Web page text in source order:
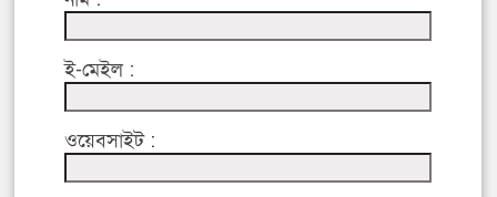
ই-মেইল :
ওয়েবসাইট :